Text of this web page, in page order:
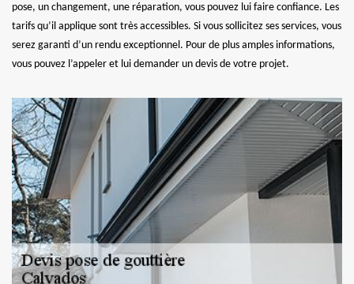
pose, un changement, une réparation, vous pouvez lui faire confiance. Les
tarifs qu’il applique sont très accessibles. Si vous sollicitez ses services, vous
serez garanti d’un rendu exceptionnel. Pour de plus amples informations,
vous pouvez l’appeler et lui demander un devis de votre projet.